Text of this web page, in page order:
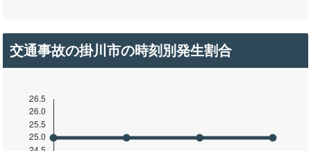
交通事故の掛川市の時刻別発生割合